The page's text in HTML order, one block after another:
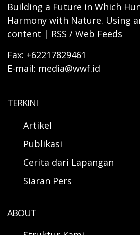
Building a Future in Which
Harmony with Nature. Using
content | RSS / Web Feeds
Fax: +62217829461
E-mail: media@wwf.id
TERKINI
Artikel
Publikasi
Cerita dari Lapangan
Siaran Pers
ABOUT